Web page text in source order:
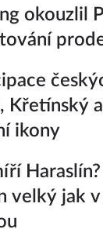
okouzlil
Křetínský
ikony
velký jak